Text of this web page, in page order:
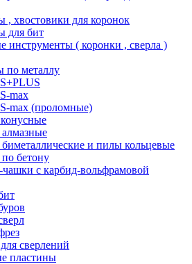
, хвостовики для коронок
для бит
инструменты ( коронки , сверла )
по металлу
max
max (проломные)
и пилы кольцевые
бетону
с карбид-вольфрамовой
сверлений
пластины